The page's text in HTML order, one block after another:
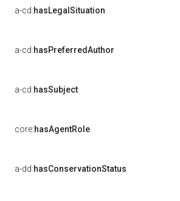
a-cd:hasLegalSituation
a-cd:hasPreferredAuthor
a-cd:hasSubject
core:hasAgentRole
a-dd:hasConservationStatus